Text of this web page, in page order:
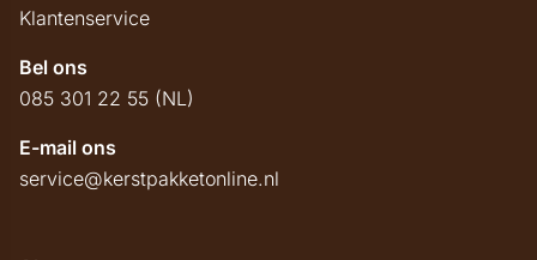
Klantenservice
Bel ons
085 301 22 55 (NL)
E-mail ons
service@kerstpakketonline.nl